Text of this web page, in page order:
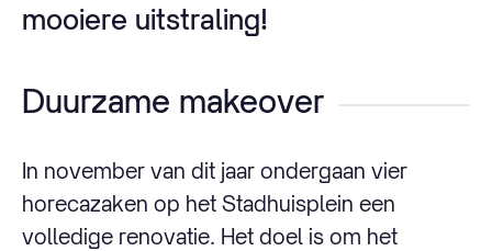
mooiere uitstraling!
Duurzame makeover
In november van dit jaar ondergaan vier
horecazaken op het Stadhuisplein een
volledige renovatie. Het doel is om het